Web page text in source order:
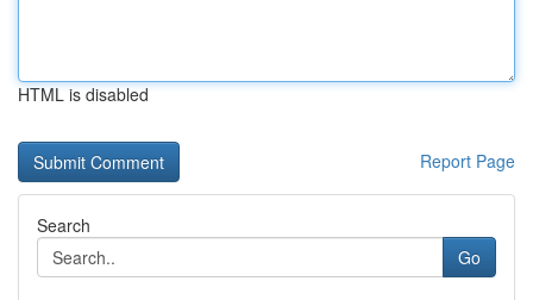
HTML is disabled
Report Page
Search
Go